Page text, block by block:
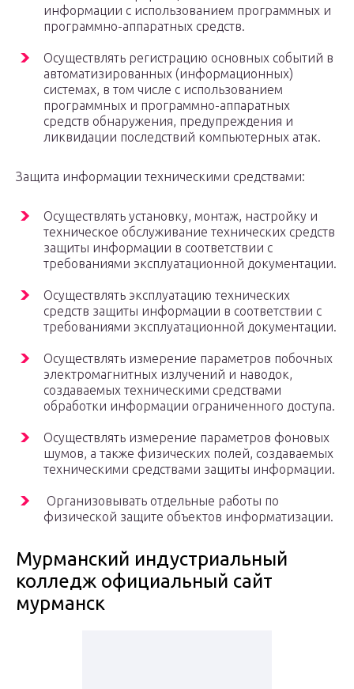
информации с использованием программных и
программно-аппаратных средств.
Осуществлять регистрацию основных событий в
автоматизированных (информационных)
системах, в том числе с использованием
программных и программно-аппаратных
средств обнаружения, предупреждения и
ликвидации последствий компьютерных атак.
Защита информации техническими средствами:
Осуществлять установку, монтаж, настройку и
техническое обслуживание технических средств
защиты информации в соответствии с
требованиями эксплуатационной документации.
Осуществлять эксплуатацию технических
средств защиты информации в соответствии с
требованиями эксплуатационной документации.
Осуществлять измерение параметров побочных
электромагнитных излучений и наводок,
создаваемых техническими средствами
обработки информации ограниченного доступа.
Осуществлять измерение параметров фоновых
шумов, а также физических полей, создаваемых
техническими средствами защиты информации.
Организовывать отдельные работы по
физической защите объектов информатизации.
Мурманский индустриальный
колледж официальный сайт
мурманск